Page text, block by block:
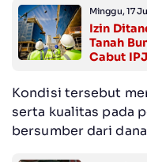
Minggu, 17
Izin
Tanah
Cabut
Kondisi tersebut
serta kualitas pada
bersumber dari